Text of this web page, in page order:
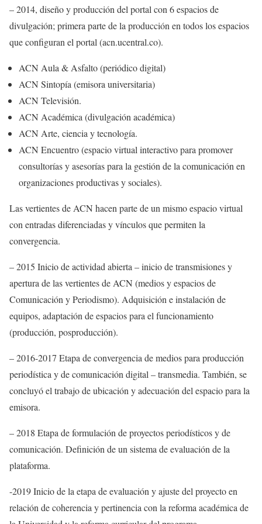
– 2014, diseño y producción del portal con 6 espacios de
divulgación; primera parte de la producción en todos los espacios
que configuran el portal (acn.ucentral.co).
ACN Aula & Asfalto (periódico digital)
ACN Sintopía (emisora universitaria)
ACN Televisión.
ACN Académica (divulgación académica)
ACN Arte, ciencia y tecnología.
ACN Encuentro (espacio virtual interactivo para promover
consultorías y asesorías para la gestión de la comunicación en
organizaciones productivas y sociales).
Las vertientes de ACN hacen parte de un mismo espacio virtual
con entradas diferenciadas y vínculos que permiten la
convergencia.
– 2015 Inicio de actividad abierta – inicio de transmisiones y
apertura de las vertientes de ACN (medios y espacios de
Comunicación y Periodismo). Adquisición e instalación de
equipos, adaptación de espacios para el funcionamiento
(producción, posproducción).
– 2016-2017 Etapa de convergencia de medios para producción
periodística y de comunicación digital – transmedia. También, se
concluyó el trabajo de ubicación y adecuación del espacio para la
emisora.
– 2018 Etapa de formulación de proyectos periodísticos y de
comunicación. Definición de un sistema de evaluación de la
plataforma.
-2019 Inicio de la etapa de evaluación y ajuste del proyecto en
relación de coherencia y pertinencia con la reforma académica de